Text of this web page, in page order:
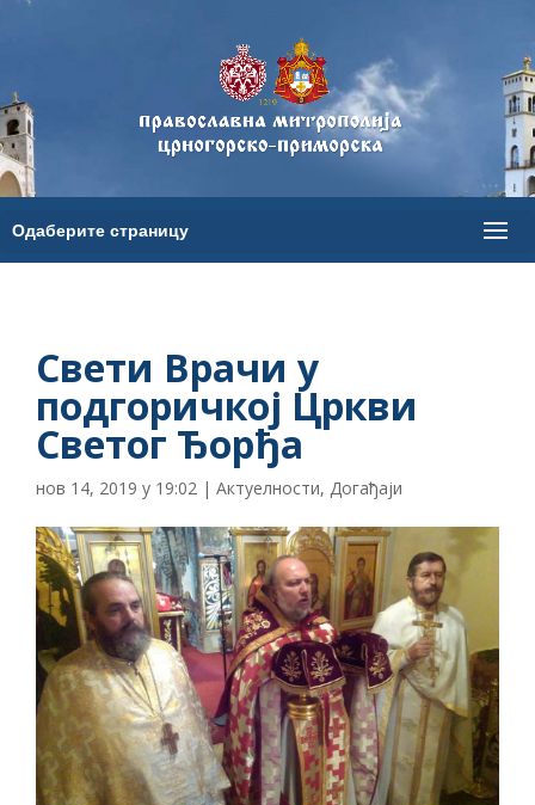
Свети Врачи у
подгоричкој Цркви
Светог Ђорђа
нов 14, 2019 у 19:02 | Актуелности, Догађаји